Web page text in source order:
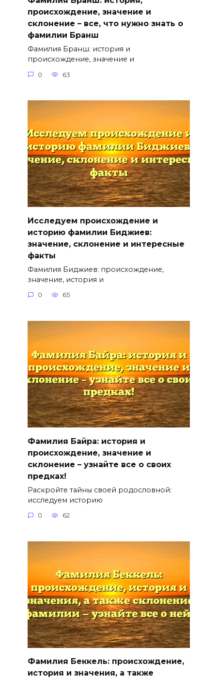
происхождение, значение и
склонение – все, что нужно знать о
фамилии Бранш
Фамилия Бранш: история и
происхождение, значение и
0 63
Исследуем происхождение и
историю фамилии Биджиев:
значение, склонение и интересные
факты
Фамилия Биджиев: происхождение,
значение, история и
0 65
Фамилия Байра: история и
происхождение, значение и
склонение – узнайте все о своих
предках!
Раскройте тайны своей родословной:
исследуем историю
0 62
Фамилия Беккель: происхождение,
история и значения, а также